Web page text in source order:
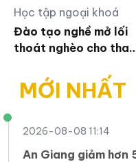
Học tập ngoại khoá
Đào tạo nghề mở lối
thoát nghèo cho
MỚI NHẤT
2026-08-08 11:14
An Giang giảm hơn